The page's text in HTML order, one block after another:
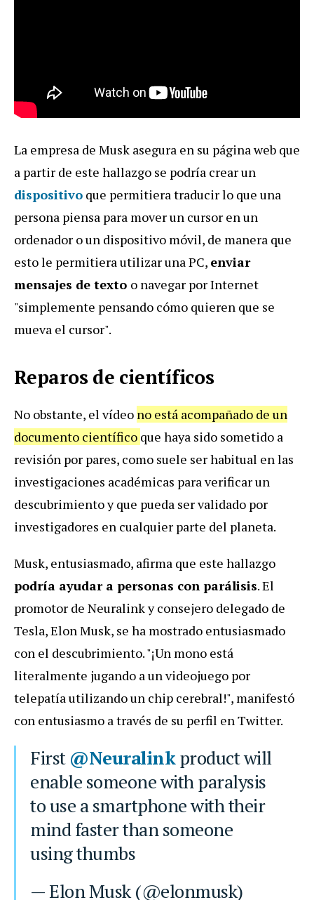
La empresa de Musk asegura en su página web que
a partir de este hallazgo se podría crear un
dispositivo que permitiera traducir lo que una
persona piensa para mover un cursor en un
ordenador o un dispositivo móvil, de manera que
esto le permitiera utilizar una PC, enviar
mensajes de texto o navegar por Internet
"simplemente pensando cómo quieren que se
mueva el cursor".
Reparos de científicos
No obstante, el vídeo no está acompañado de un
documento científico que haya sido sometido a
revisión por pares, como suele ser habitual en las
investigaciones académicas para verificar un
descubrimiento y que pueda ser validado por
investigadores en cualquier parte del planeta.
Musk, entusiasmado, afirma que este hallazgo
podría ayudar a personas con parálisis. El
promotor de Neuralink y consejero delegado de
Tesla, Elon Musk, se ha mostrado entusiasmado
con el descubrimiento. "¡Un mono está
literalmente jugando a un videojuego por
telepatía utilizando un chip cerebral!", manifestó
con entusiasmo a través de su perfil en Twitter.
First @Neuralinkproduct will
enable someone with paralysis
to use a smartphone with their
mind faster than someone
using thumbs
— Elon Musk (@elonmusk)